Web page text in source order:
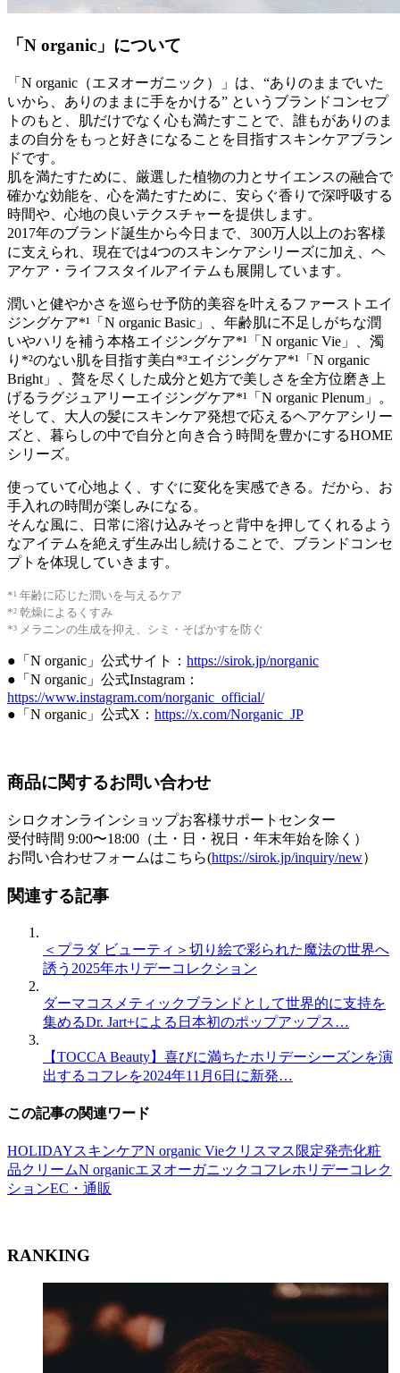
「N organic」について
「N organic（エヌオーガニック）」は、“ありのままでいた
いから、ありのままに手をかける” というブランドコンセプ
トのもと、肌だけでなく心も満たすことで、誰もがありのま
まの自分をもっと好きになることを目指すスキンケアブラン
ドです。
肌を満たすために、厳選した植物の力とサイエンスの融合で
確かな効能を、心を満たすために、安らぐ香りで深呼吸する
時間や、心地の良いテクスチャーを提供します。
2017年のブランド誕生から今日まで、300万人以上のお客様
に支えられ、現在では4つのスキンケアシリーズに加え、ヘ
アケア・ライフスタイルアイテムも展開しています。
潤いと健やかさを巡らせ予防的美容を叶えるファーストエイ
ジングケア*¹「N organic Basic」、年齢肌に不足しがちな潤
いやハリを補う本格エイジングケア*¹「N organic Vie」、濁
り*²のない肌を目指す美白*³エイジングケア*¹「N organic
Bright」、贅を尽くした成分と処方で美しさを全方位磨き上
げるラグジュアリーエイジングケア*¹「N organic Plenum」。
そして、大人の髪にスキンケア発想で応えるヘアケアシリー
ズと、暮らしの中で自分と向き合う時間を豊かにするHOME
シリーズ。
使っていて心地よく、すぐに変化を実感できる。だから、お
手入れの時間が楽しみになる。
そんな風に、日常に溶け込みそっと背中を押してくれるよう
なアイテムを絶えず生み出し続けることで、ブランドコンセ
プトを体現していきます。
*¹ 年齢に応じた潤いを与えるケア
*² 乾燥によるくすみ
*³ メラニンの生成を抑え、シミ・そばかすを防ぐ
●「N organic」公式サイト： https://sirok.jp/norganic
●「N organic」公式Instagram：
https://www.instagram.com/norganic_official/
●「N organic」公式X： https://x.com/Norganic_JP
商品に関するお問い合わせ
シロクオンラインショップお客様サポートセンター
受付時間 9:00〜18:00（土・日・祝日・年末年始を除く）
お問い合わせフォームはこちら(https://sirok.jp/inquiry/new）
関連する記事
＜プラダ ビューティ＞切り絵で彩られた魔法の世界へ
誘う2025年ホリデーコレクション
ダーマコスメティックブランドとして世界的に支持を
集めるDr. Jart+による日本初のポップアップス…
【TOCCA Beauty】喜びに満ちたホリデーシーズンを演
出するコフレを2024年11月6日に新発…
この記事の関連ワード
HOLIDAYスキンケアN organic Vieクリスマス 限定発売化粧
品クリームN organicエヌオーガニック コフレホリデーコレク
ションEC・通販
RANKING